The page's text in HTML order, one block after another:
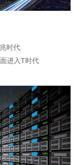
时代
进入T时代